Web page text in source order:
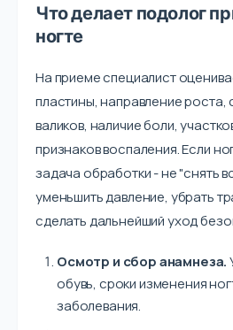
Что делает подолог
ногте
На приеме специалист
пластины, направление
валиков, наличие боли,
признаков воспаления. Если
задача обработки - не "снять
уменьшить давление, убрать
сделать дальнейший уход
Осмотр и сбор анамнеза.
обувь, сроки изменения
заболевания.